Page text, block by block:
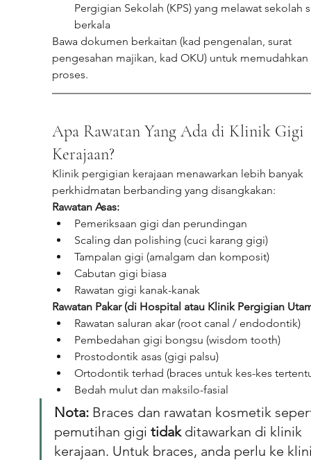
Pergigian Sekolah (KPS) yang melawat sekolah
berkala
Bawa dokumen berkaitan (kad pengenalan, surat
pengesahan majikan, kad OKU) untuk memudahkan
proses.
Apa Rawatan Yang Ada di Klinik Gigi
Kerajaan?
Klinik pergigian kerajaan menawarkan lebih banyak
perkhidmatan berbanding yang disangkakan:
Rawatan Asas:
Pemeriksaan gigi dan perundingan
Scaling dan polishing (cuci karang gigi)
Tampalan gigi (amalgam dan komposit)
Cabutan gigi biasa
Rawatan gigi kanak-kanak
Rawatan Pakar (di Hospital atau Klinik Pergigian
Rawatan saluran akar (root canal / endodontik)
Pembedahan gigi bongsu (wisdom tooth)
Prostodontik asas (gigi palsu)
Ortodontik terhad (braces untuk kes-kes
Bedah mulut dan maksilo-fasial
Nota: Braces dan rawatan kosmetik
pemutihan gigi tidak ditawarkan di klinik
kerajaan. Untuk braces, anda perlu ke